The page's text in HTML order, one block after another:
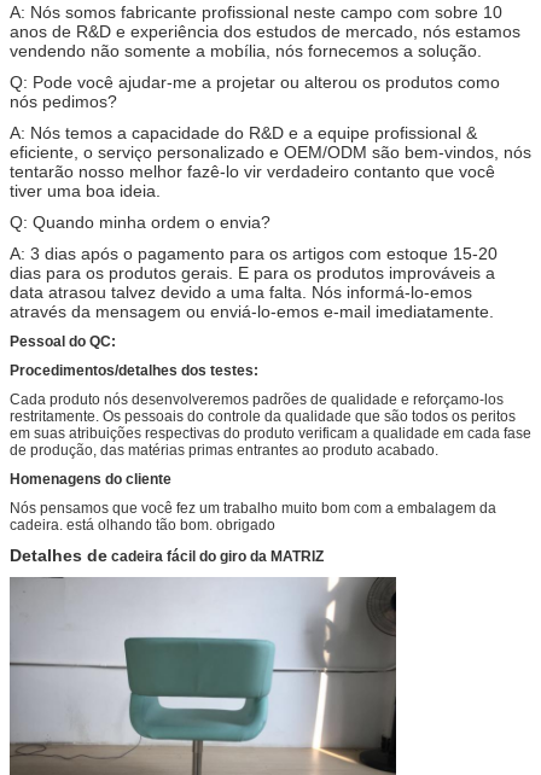
A: Nós somos fabricante profissional neste campo com sobre 10
anos de R&D e experiência dos estudos de mercado, nós estamos
vendendo não somente a mobília, nós fornecemos a solução.
Q: Pode você ajudar-me a projetar ou alterou os produtos como
nós pedimos?
A: Nós temos a capacidade do R&D e a equipe profissional &
eficiente, o serviço personalizado e OEM/ODM são bem-vindos, nós
tentarão nosso melhor fazê-lo vir verdadeiro contanto que você
tiver uma boa ideia.
Q: Quando minha ordem o envia?
A: 3 dias após o pagamento para os artigos com estoque 15-20
dias para os produtos gerais. E para os produtos improváveis a
data atrasou talvez devido a uma falta. Nós informá-lo-emos
através da mensagem ou enviá-lo-emos e-mail imediatamente.
Pessoal do QC:
Procedimentos/detalhes dos testes:
Cada produto nós desenvolveremos padrões de qualidade e reforçamo-los
restritamente. Os pessoais do controle da qualidade que são todos os peritos
em suas atribuições respectivas do produto verificam a qualidade em cada fase
de produção, das matérias primas entrantes ao produto acabado.
Homenagens do cliente
Nós pensamos que você fez um trabalho muito bom com a embalagem da
cadeira. está olhando tão bom. obrigado
Detalhes de cadeira fácil do giro da MATRIZ